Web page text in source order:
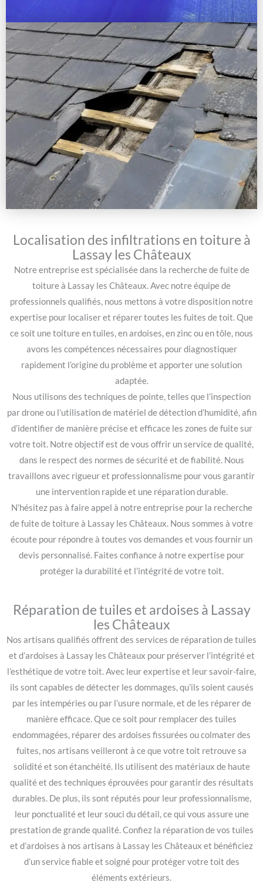
Localisation des infiltrations en toiture à
Lassay les Châteaux
Notre entreprise est spécialisée dans la recherche de fuite de
toiture à Lassay les Châteaux. Avec notre équipe de
professionnels qualifiés, nous mettons à votre disposition notre
expertise pour localiser et réparer toutes les fuites de toit. Que
ce soit une toiture en tuiles, en ardoises, en zinc ou en tôle, nous
avons les compétences nécessaires pour diagnostiquer
rapidement l’origine du problème et apporter une solution
adaptée.
Nous utilisons des techniques de pointe, telles que l’inspection
par drone ou l’utilisation de matériel de détection d’humidité, afin
d’identifier de manière précise et efficace les zones de fuite sur
votre toit. Notre objectif est de vous offrir un service de qualité,
dans le respect des normes de sécurité et de fiabilité. Nous
travaillons avec rigueur et professionnalisme pour vous garantir
une intervention rapide et une réparation durable.
N’hésitez pas à faire appel à notre entreprise pour la recherche
de fuite de toiture à Lassay les Châteaux. Nous sommes à votre
écoute pour répondre à toutes vos demandes et vous fournir un
devis personnalisé. Faites confiance à notre expertise pour
protéger la durabilité et l’intégrité de votre toit.
Réparation de tuiles et ardoises à Lassay
les Châteaux
Nos artisans qualifiés offrent des services de réparation de tuiles
et d’ardoises à Lassay les Châteaux pour préserver l’intégrité et
l’esthétique de votre toit. Avec leur expertise et leur savoir-faire,
ils sont capables de détecter les dommages, qu’ils soient causés
par les intempéries ou par l’usure normale, et de les réparer de
manière efficace. Que ce soit pour remplacer des tuiles
endommagées, réparer des ardoises fissurées ou colmater des
fuites, nos artisans veilleront à ce que votre toit retrouve sa
solidité et son étanchéité. Ils utilisent des matériaux de haute
qualité et des techniques éprouvées pour garantir des résultats
durables. De plus, ils sont réputés pour leur professionnalisme,
leur ponctualité et leur souci du détail, ce qui vous assure une
prestation de grande qualité. Confiez la réparation de vos tuiles
et d’ardoises à nos artisans à Lassay les Châteaux et bénéficiez
d’un service fiable et soigné pour protéger votre toit des
éléments extérieurs.